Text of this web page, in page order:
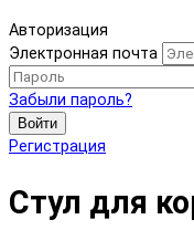
Авторизация
Электронная почта
Забыли пароль?
Войти
Регистрация
Стул для